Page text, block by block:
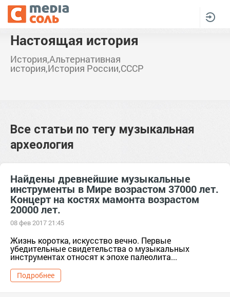
Настоящая история
История,Альтернативная
история,История России,СССР
Все статьи по тегу музыкальная
археология
Найдены древнейшие музыкальные
инструменты в Мире возрастом 37000 лет.
Концерт на костях мамонта возрастом
20000 лет.
08 фев 2017 21:45
Жизнь коротка, искусство вечно. Первые
убедительные свидетельства о музыкальных
инструментах относят к эпохе палеолита...
Подробнее